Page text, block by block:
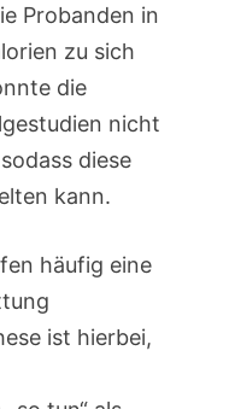
Probanden in
zu sich
die
nicht
diese
kann.
häufig eine
ist hierbei,